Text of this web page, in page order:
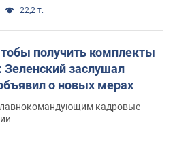
22,2 т.
получить комплекты
заслушал
о новых мерах
кадровые